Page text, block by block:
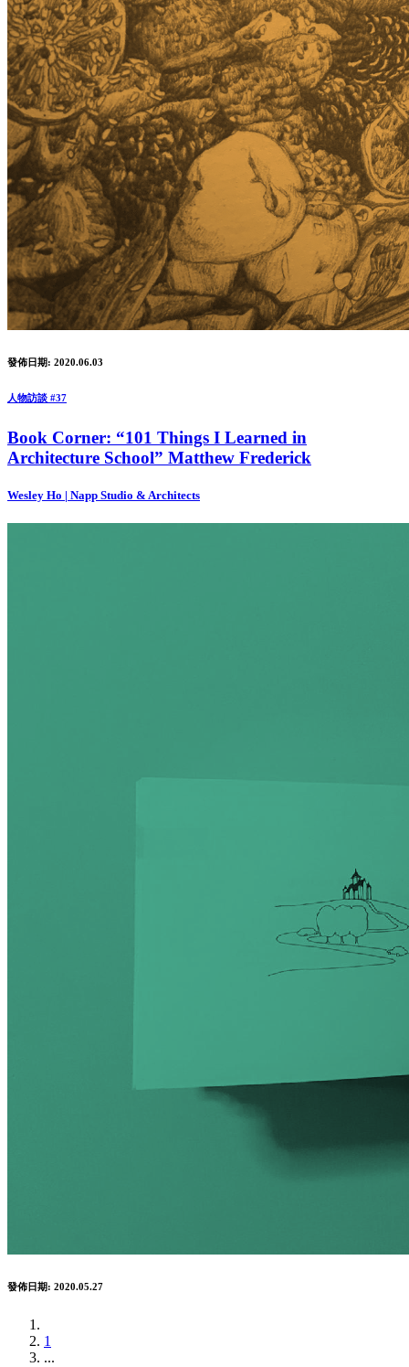
發佈日期: 2020.06.03
人物訪談 #37
Book Corner: “101 Things I Learned in
Architecture School” Matthew Frederick
Wesley Ho | Napp Studio & Architects
發佈日期: 2020.05.27
1
...